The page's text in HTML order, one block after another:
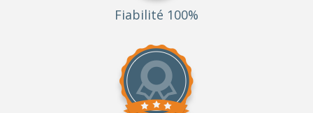
Fiabilité 100%